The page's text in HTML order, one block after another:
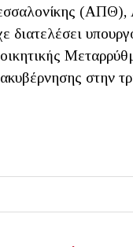
(ΑΠΘ),
διατελέσει
στην